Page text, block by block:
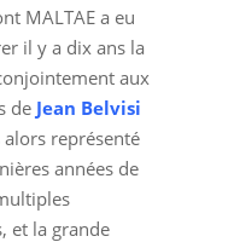
MALTAE a eu
il y a dix ans la
aux
de Jean Belvisi
alors représenté
années de
et la grande